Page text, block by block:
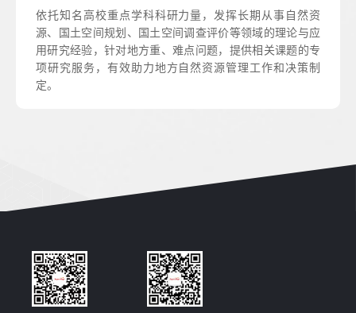
依托知名高校重点学科科研力量，发挥长期从事自然资
源、国土空间规划、国土空间调查评价等领域的理论与应
用研究经验，针对地方重、难点问题，提供相关课题的专
项研究服务，有效助力地方自然资源管理工作和决策制
定。